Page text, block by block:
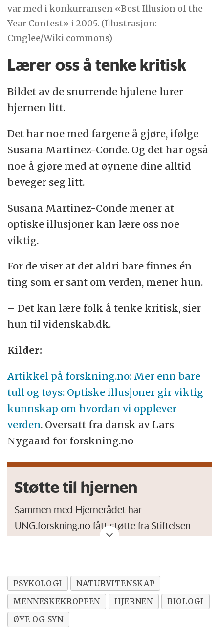
var med i konkurransen «Best Illusion of the
Year Contest» i 2005. (Illustrasjon:
Cmglee/Wiki commons)
Lærer oss å tenke kritisk
Bildet av de snurrende hjulene lurer
hjernen litt.
Det har noe med fargene å gjøre, ifølge
Susana Martinez-Conde. Og det har også
noe å gjøre med at øynene dine alltid
beveger seg litt.
Susana Martinez-Conde mener at
optiske illusjoner kan lære oss noe
viktig.
For de viser at det aldri bare finnes én
ting som er sant om verden, mener hun.
– Det kan lære folk å tenke kritisk, sier
hun til videnskab.dk.
Kilder:
Artikkel på forskning.no: Mer enn bare
tull og tøys: Optiske illusjoner gir viktig
kunnskap om hvordan vi opplever
verden. Oversatt fra dansk av Lars
Nygaard for forskning.no
Støtte til hjernen
Sammen med Hjernerådet har
UNG.forskning.no fått støtte fra Stiftelsen
Les flere artikler her.
PSYKOLOGI
NATURVITENSKAP
MENNESKEKROPPEN
HJERNEN
BIOLOGI
ØYE OG SYN